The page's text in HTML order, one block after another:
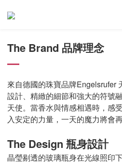
The Brand 品牌理念
來自德國的珠寶品牌Engelsrufer
設計、精緻的細節和強大的符號
天使。當香水與情感相遇時，感
入安定的力量，一天的魔力將會再
The Design 瓶身設計
晶瑩剔透的玻璃瓶身在光線照印